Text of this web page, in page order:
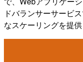
ドバランサーサービ
なスケーリングを提供